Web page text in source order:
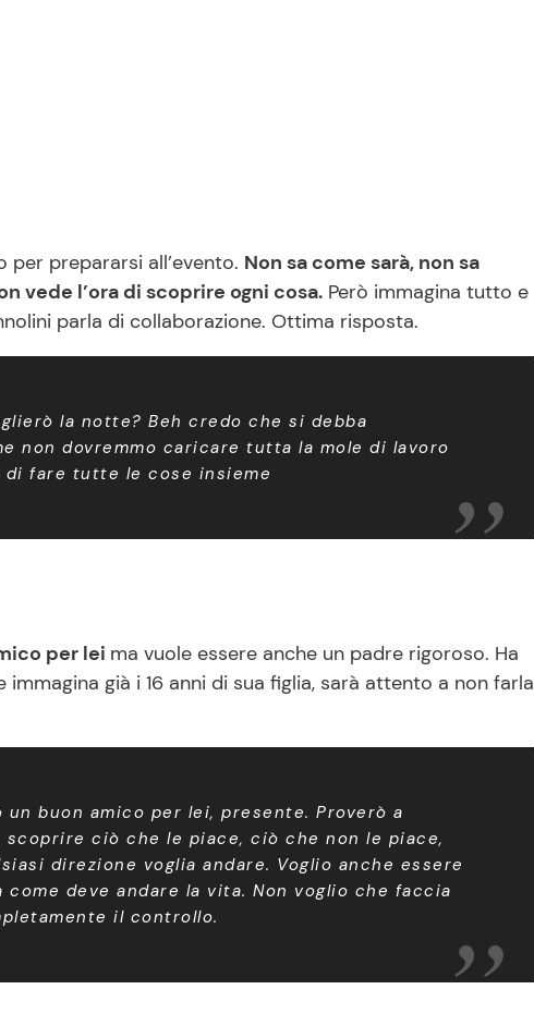
per prepararsi all’evento. Non sa come sarà, non sa
vede l’ora di scoprire ogni cosa. Però immagina tutto e
parla di collaborazione. Ottima risposta.
la notte? Beh credo che si debba
non dovremmo caricare tutta la mole di lavoro
di fare tutte le cose insieme
per lei ma vuole essere anche un padre rigoroso. Ha
già i 16 anni di sua figlia, sarà attento a non farla
un buon amico per lei, presente. Proverò a
ciò che le piace, ciò che non le piace,
direzione voglia andare. Voglio anche essere
deve andare la vita. Non voglio che faccia
il controllo.